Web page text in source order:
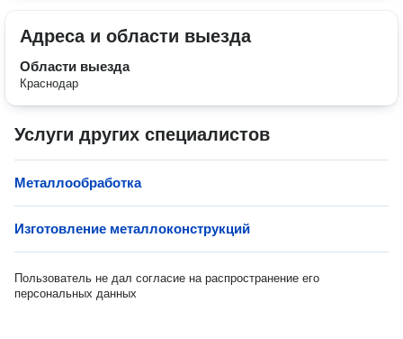
Адреса и области выезда
Области выезда
Краснодар
Услуги других специалистов
Металлообработка
Изготовление металлоконструкций
Пользователь не дал согласие на распространение его
персональных данных